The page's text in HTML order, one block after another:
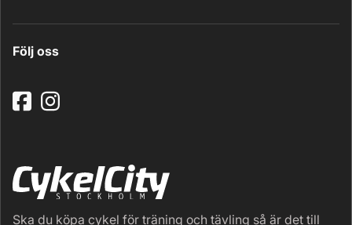
Följ oss
Ska du köpa cykel för träning och tävling så är det till